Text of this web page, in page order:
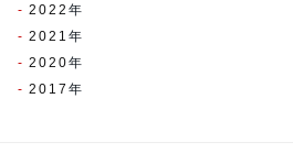
2022 年
2021 年
2020年
2017 年